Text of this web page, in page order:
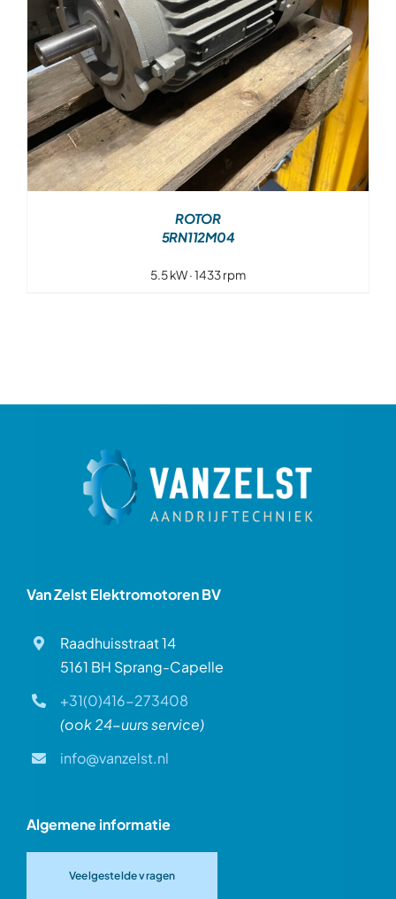
ROTOR
5RN112M04
5.5 kW · 1433 rpm
Van Zelst Elektromotoren BV
Raadhuisstraat 14
5161 BH Sprang-Capelle
+31(0)416-273408
(ook 24-uurs service)
info@vanzelst.nl
Algemene informatie
Veelgestelde vragen